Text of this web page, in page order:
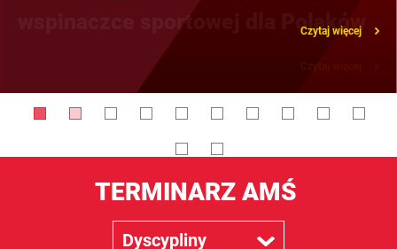
wspinaczce sportowej dla Polaków
Czytaj więcej
TERMINARZ AMŚ
Dyscypliny